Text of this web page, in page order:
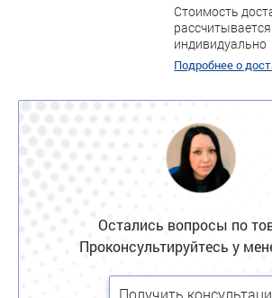
Стоимость
рассчитывается
индивидуально
Подробнее о
Остались вопросы по
Проконсультируйтесь у
Получить